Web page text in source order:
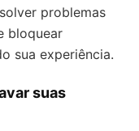
problemas
bloquear
sua experiência.
suas